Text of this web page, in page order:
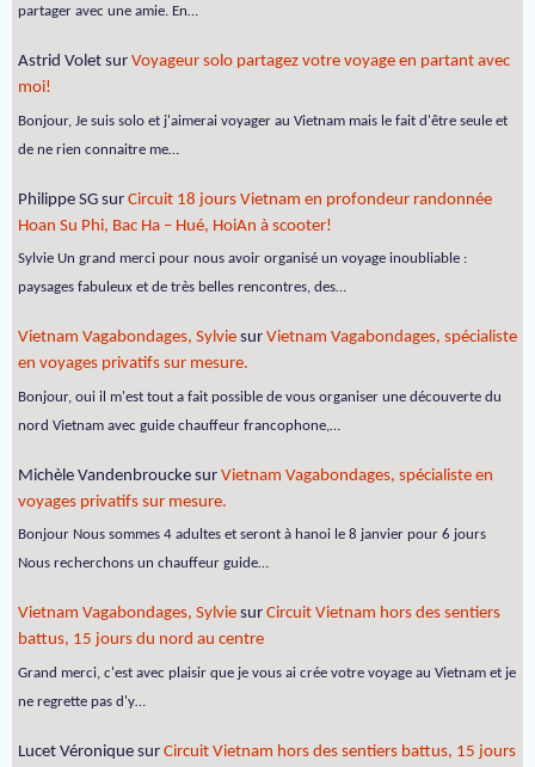
partager avec une amie. En…
Astrid Volet sur Voyageur solo partagez votre voyage en partant avec
moi!
Bonjour, Je suis solo et j'aimerai voyager au Vietnam mais le fait d'être seule et
de ne rien connaitre me…
Philippe SG sur Circuit 18 jours Vietnam en profondeur randonnée
Hoan Su Phi, Bac Ha – Hué, HoiAn à scooter!
Sylvie Un grand merci pour nous avoir organisé un voyage inoubliable :
paysages fabuleux et de très belles rencontres, des…
Vietnam Vagabondages, Sylvie sur Vietnam Vagabondages, spécialiste
en voyages privatifs sur mesure.
Bonjour, oui il m'est tout a fait possible de vous organiser une découverte du
nord Vietnam avec guide chauffeur francophone,…
Michèle Vandenbroucke sur Vietnam Vagabondages, spécialiste en
voyages privatifs sur mesure.
Bonjour Nous sommes 4 adultes et seront à hanoi le 8 janvier pour 6 jours
Nous recherchons un chauffeur guide…
Vietnam Vagabondages, Sylvie sur Circuit Vietnam hors des sentiers
battus, 15 jours du nord au centre
Grand merci, c'est avec plaisir que je vous ai crée votre voyage au Vietnam et je
ne regrette pas d'y…
Lucet Véronique sur Circuit Vietnam hors des sentiers battus, 15 jours